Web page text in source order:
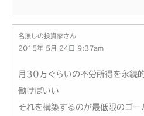
名無しの投資家さん
2015年 5月 24日 9:37am
月30万ぐらいの不労所得を永続
働けばいい
それを構築するのが最低限のゴー